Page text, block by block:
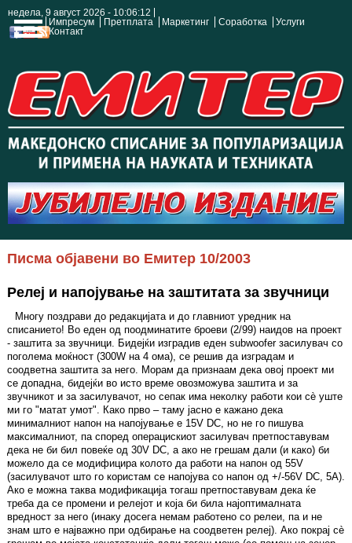
недела, 9 август 2026 - 10:06:12
Импресум
Претплата Маркетинг Соработка
Услуги
Контакт
Писма објавени во Емитер 10/2003
Релеј и напојување на заштитата за звучници
Многу поздрави до редакцијата и до главниот уредник на
списанието! Во еден од поодминатите броеви (2/99) наидов на проект
- заштита за звучници. Бидејќи изградив еден subwoofer засилувач со
поголема моќност (300W на 4 ома), се решив да изградам и
соодветна заштита за него. Морам да признаам дека овој проект ми
се допадна, бидејќи во исто време овозможува заштита и за
звучникот и за засилувачот, но сепак има неколку работи кои сè уште
ми го "матат умот". Како прво – таму јасно е кажано дека
минималниот напон на напојување е 15V DC, но не го пишува
максималниот, па според операцискиот засилувач претпоставувам
дека не би бил повеќе од 30V DC, а ако не грешам дали (и како) би
можело да се модифицира колото да работи на напон од 55V
(засилувачот што го користам се напојува со напон од +/-56V DC, 5A).
Ако е можна таква модификација тогаш претпоставувам дека ќе
треба да се промени и релејот и која би била најоптималната
вредност за него (инаку досега немам работено со релеи, па и не
знам што е најважно при одбирање на соодветен релеј). Ако покрај сè